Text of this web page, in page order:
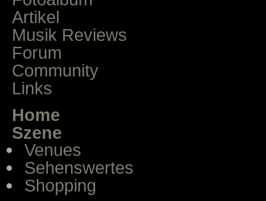
Artikel
Musik Reviews
Forum
Community
Links
Home
Szene
Venues
Sehenswertes
Shopping